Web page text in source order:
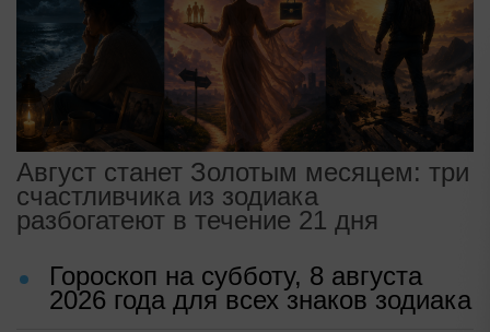
Август станет Золотым месяцем: три
счастливчика из зодиака
разбогатеют в течение 21 дня
Гороскоп на субботу, 8 августа
2026 года для всех знаков зодиака